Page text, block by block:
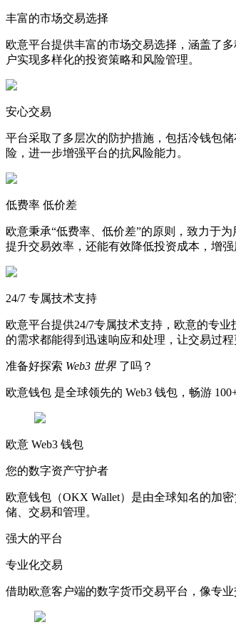
丰富的市场交易选择
欧意平台提供丰富的市场交易选择，涵盖了
户实现多样化的投资策略和风险管理。
安心交易
平台采取了多层次的防护措施，包括冷钱包
险，进一步增强平台的抗风险能力。
低费率 低价差
欧意秉承“低费率、低价差”的原则，致力于
提升交易效率，还能有效降低投资成本，增强
24/7 专属技术支持
欧意平台提供24/7专属技术支持，欧意的专
的需求都能得到迅速响应和处理，让交易过程
准备好探索 Web3 世界 了吗？
欧意钱包 是全球领先的 Web3 钱包，畅游
欧意 Web3 钱包
您的数字资产守护者
欧意钱包（OKX Wallet）是由全球知名的加
储、交易和管理。
强大的平台
专业化交易
借助欧意客户端的数字货币交易平台，像专